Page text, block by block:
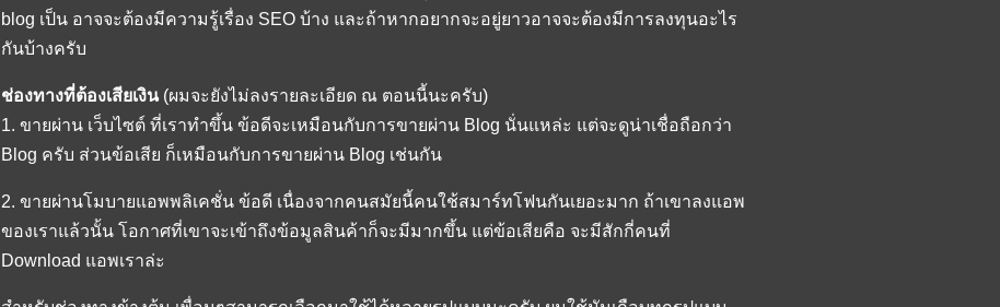
blog เป็น อาจจะต้องมีความรู้เรื่อง SEO บ้าง และถ้าหากอยากจะอยู่ยาวอาจจะต้องมีการลงทุนอะไร
กันบ้างครับ
ช่องทางที่ต้องเสียเงิน(ผมจะยังไม่ลงรายละเอียด ณ ตอนนี้นะครับ)
1. ขายผ่าน เว็บไซต์ ที่เราทำขึ้น ข้อดีจะเหมือนกับการขายผ่าน Blog นั่นแหล่ะ แต่จะดูน่าเชื่อถือกว่า
Blog ครับ ส่วนข้อเสีย ก็เหมือนกับการขายผ่าน Blog เช่นกัน
2. ขายผ่านโมบายแอพพลิเคชั่น ข้อดี เนื่องจากคนสมัยนี้คนใช้สมาร์ทโฟนกันเยอะมาก ถ้าเขาลงแอพ
ของเราแล้วนั้น โอกาศที่เขาจะเข้าถึงข้อมูลสินค้าก็จะมีมากขึ้น แต่ข้อเสียคือ จะมีสักกี่คนที่
Download แอพเราล่ะ